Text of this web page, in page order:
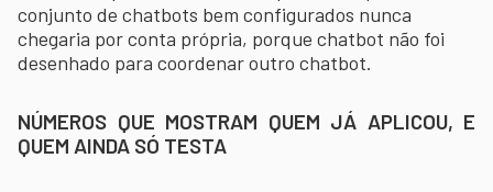
conjunto de chatbots bem configurados nunca
chegaria por conta própria, porque chatbot não foi
desenhado para coordenar outro chatbot.
NÚMEROS QUE MOSTRAM QUEM JÁ APLICOU, E
QUEM AINDA SÓ TESTA